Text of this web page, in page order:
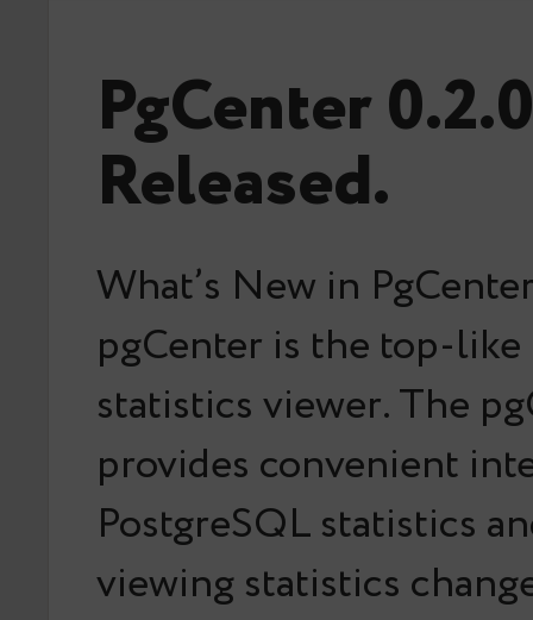
PgCenter 0.2.0
Released.
What’s New in
pgCenter is the top-like
statistics viewer. The
provides convenient
PostgreSQL statistics
viewing statistics